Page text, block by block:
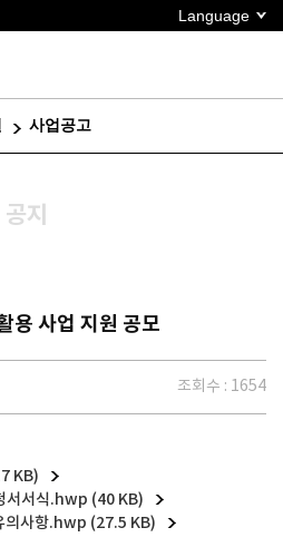
Language
사업공고
공지
용 사업 지원 공모
조회수 : 1654
KB)
서서식.hwp (40 KB)
사항.hwp (27.5 KB)